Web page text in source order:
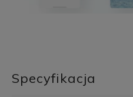
Specyfikacja